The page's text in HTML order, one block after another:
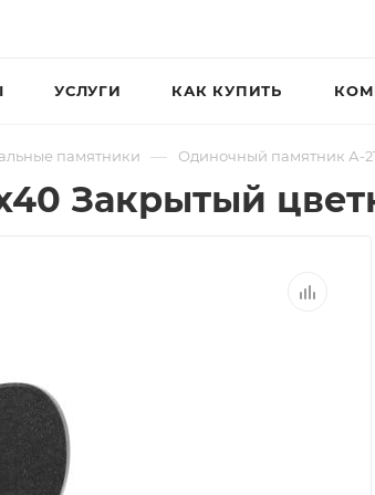
УСЛУГИ КАК КУПИТЬ
памятники — Одиночный памятник А-21
Закрытый